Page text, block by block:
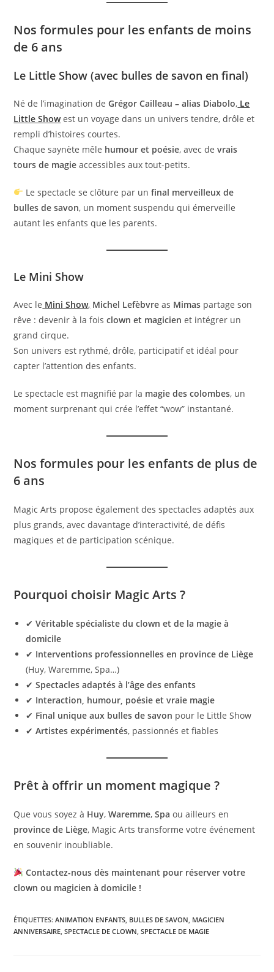
Nos formules pour les enfants de moins
de 6 ans
Le Little Show (avec bulles de savon en final)
Né de l’imagination deGrégor Cailleau – alias Diabolo, Le
Little Showest un voyage dans un univers tendre, drôle et
rempli d’histoires courtes.
Chaque saynète mêle humour et poésie, avec devrais
tours de magie accessibles aux tout-petits.
Le spectacle se clôture par unfinal merveilleux de
bulles de savon, un moment suspendu qui émerveille
autant les enfants que les parents.
Le Mini Show
Avec le Mini Show, Michel Lefèbvre as Mimas partage son
rêve : devenir à la foisclown et magicien et intégrer un
grand cirque.
Son univers est rythmé, drôle, participatif et idéal pour
capter l’attention des enfants.
Le spectacle est magnifié par la magie des colombes, un
moment surprenant qui crée l’effet “wow” instantané.
Nos formules pour les enfants de plus de
6 ans
Magic Arts propose également des spectacles adaptés aux
plus grands, avec davantage d’interactivité, de défis
magiques et de participation scénique.
Pourquoi choisir Magic Arts ?
✔Véritable spécialiste du clown et de la magie à
domicile
✔ Interventions professionnelles en province de Liège
(Huy, Waremme, Spa…)
✔Spectacles adaptés à l’âge des enfants
✔ Interaction, humour, poésie et vraie magie
✔ Final unique aux bulles de savon pour le Little Show
✔Artistes expérimentés, passionnés et fiables
Prêt à offrir un moment magique ?
Que vous soyez à Huy,Waremme,Spa ou ailleurs en
province de Liège, Magic Arts transforme votre événement
en souvenir inoubliable.
Contactez-nous dès maintenant pour réserver votre
clown ou magicien à domicile !
ÉTIQUETTES:ANIMATION ENFANTS BULLES DE SAVON MAGICIEN
ANNIVERSAIRE SPECTACLE DE CLOWN SPECTACLE DE MAGIE